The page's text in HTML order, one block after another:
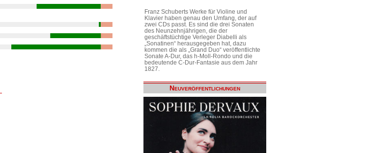
Franz Schuberts Werke für Violine und
Klavier haben genau den Umfang, der auf
zwei CDs passt. Es sind die drei Sonaten
des Neunzehnjährigen, die der
geschäftstüchtige Verleger Diabelli als
„Sonatinen“ herausgegeben hat, dazu
kommen die als „Grand Duo“ veröffentlichte
Sonate A-Dur, das h-Moll-Rondo und die
bedeutende C-Dur-Fantasie aus dem Jahr
1827.
Neuveröffentlichungen